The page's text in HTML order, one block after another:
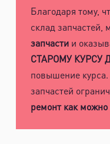
Благодаря тому,
склад запчастей,
запчастии
СТАРОМУ КУРСУ
повышение
запчастей
ремонт как можно